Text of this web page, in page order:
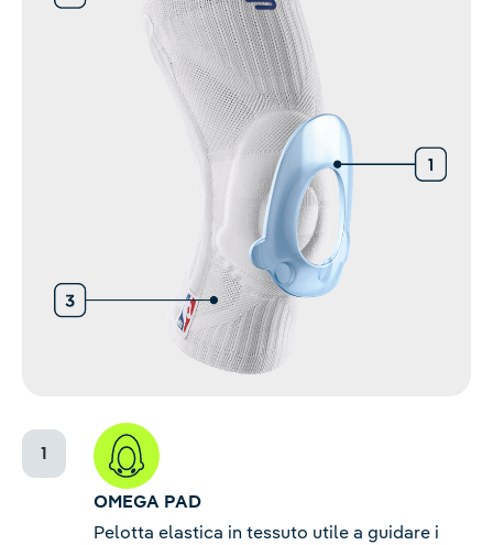
OMEGA PAD
Pelotta elastica in tessuto utile a guidare i